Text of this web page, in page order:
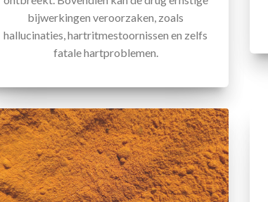
bijwerkingen veroorzaken, zoals
hallucinaties, hartritmestoornissen en zelfs
fatale hartproblemen.